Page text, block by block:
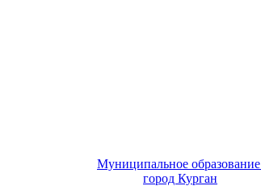
Муниципальное образование
город Курган